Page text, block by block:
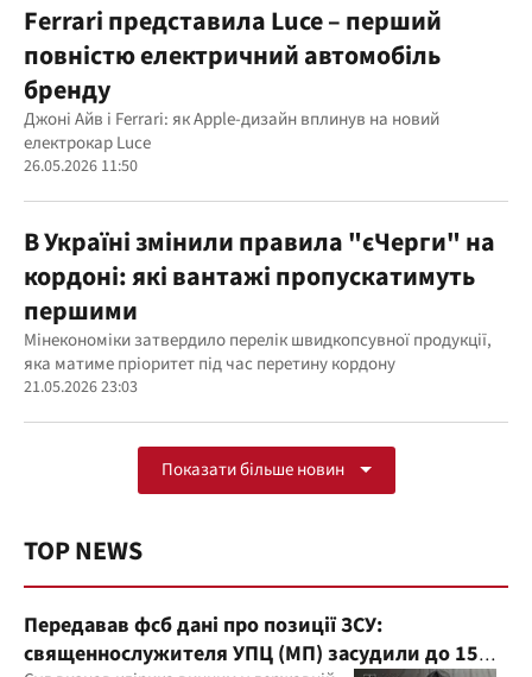
Ferrari представила Luce – перший
повністю електричний автомобіль
бренду
Джоні Айв і Ferrari: як Apple-дизайн вплинув на новий
електрокар Luce
26.05.2026 11:50
В Україні змінили правила "єЧерги" на
кордоні: які вантажі пропускатимуть
першими
Мінекономіки затвердило перелік швидкопсувної продукції,
яка матиме пріоритет під час перетину кордону
21.05.2026 23:03
Показати більше новин
TOP NEWS
Передавав фсб дані про позиції ЗСУ:
священнослужителя УПЦ (МП) засудили до 15